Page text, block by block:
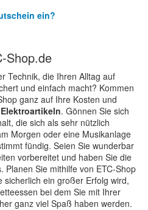
ein?
Shop.de
Technik, die Ihren Alltag auf
und einfach macht? Kommen
ganz auf Ihre Kosten und
. Gönnen Sie sich
die sich als sehr nützlich
Morgen oder eine Musikanlage
fündig. Seien Sie wunderbar
vorbereitet und haben Sie die
Planen Sie mithilfe von ETC-Shop
sicherlich ein großer Erfolg wird,
bei dem Sie mit Ihrer
ganz viel Spaß haben werden.